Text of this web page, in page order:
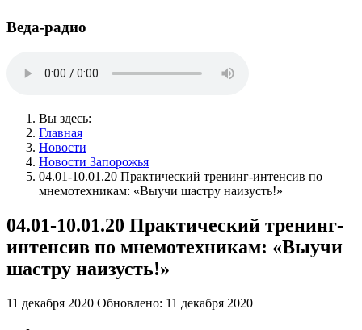
Веда-радио
Вы здесь:
Главная
Новости
Новости Запорожья
04.01-10.01.20 Практический тренинг-интенсив по
мнемотехникам: «Выучи шастру наизусть!»
04.01-10.01.20 Практический тренинг-
интенсив по мнемотехникам: «Выучи
шастру наизусть!»
11 декабря 2020 Обновлено: 11 декабря 2020